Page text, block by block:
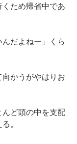
ため帰省中であ
だよねー」くら
かうがやはりお
ど頭の中を支配
。